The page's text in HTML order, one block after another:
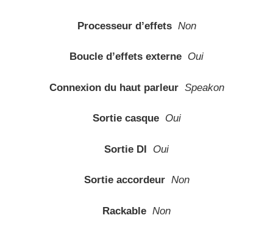
Processeur d’effets Non
Boucle d’effets externe Oui
Connexion du haut parleur Speakon
Sortie casque Oui
Sortie DI Oui
Sortie accordeur Non
Rackable Non